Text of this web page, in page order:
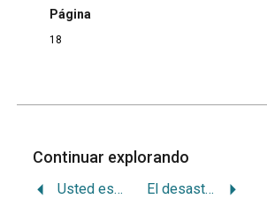
Página
18
Continuar explorando
Usted es la solución al dualismo cuerpo mente El desastre climático es peor para los pobres